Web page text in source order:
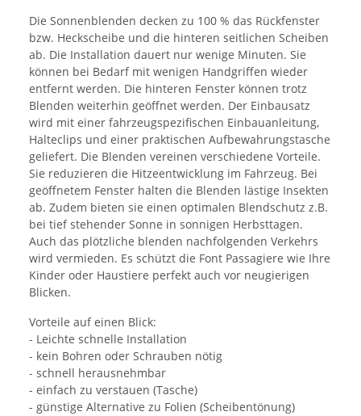
Die Sonnenblenden decken zu 100 % das Rückfenster
bzw. Heckscheibe und die hinteren seitlichen Scheiben
ab. Die Installation dauert nur wenige Minuten. Sie
können bei Bedarf mit wenigen Handgriffen wieder
entfernt werden. Die hinteren Fenster können trotz
Blenden weiterhin geöffnet werden. Der Einbausatz
wird mit einer fahrzeugspezifischen Einbauanleitung,
Halteclips und einer praktischen Aufbewahrungstasche
geliefert. Die Blenden vereinen verschiedene Vorteile.
Sie reduzieren die Hitzeentwicklung im Fahrzeug. Bei
geöffnetem Fenster halten die Blenden lästige Insekten
ab. Zudem bieten sie einen optimalen Blendschutz z.B.
bei tief stehender Sonne in sonnigen Herbsttagen.
Auch das plötzliche blenden nachfolgenden Verkehrs
wird vermieden. Es schützt die Font Passagiere wie Ihre
Kinder oder Haustiere perfekt auch vor neugierigen
Blicken.
Vorteile auf einen Blick:
- Leichte schnelle Installation
- kein Bohren oder Schrauben nötig
- schnell herausnehmbar
- einfach zu verstauen (Tasche)
- günstige Alternative zu Folien (Scheibentönung)